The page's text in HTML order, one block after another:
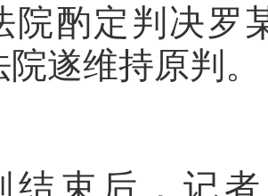
院酌定判决罗
院遂维持原判。
结束后，记